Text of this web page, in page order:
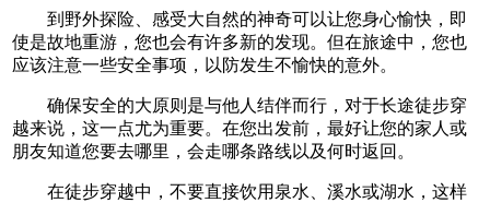
到野外探险、感受大自然的神奇可以让您身心愉快，即
使是故地重游，您也会有许多新的发现。但在旅途中，您也
应该注意一些安全事项，以防发生不愉快的意外。
确保安全的大原则是与他人结伴而行，对于长途徒步穿
越来说，这一点尤为重要。在您出发前，最好让您的家人或
朋友知道您要去哪里，会走哪条路线以及何时返回。
在徒步穿越中，不要直接饮用泉水、溪水或湖水，这样